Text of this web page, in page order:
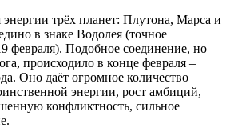
трёх планет: Плутона, Марса и
в знаке Водолея (точное
февраля). Подобное соединение, но
происходило в конце февраля –
Оно даёт огромное количество
энергии, рост амбиций,
конфликтность, сильное